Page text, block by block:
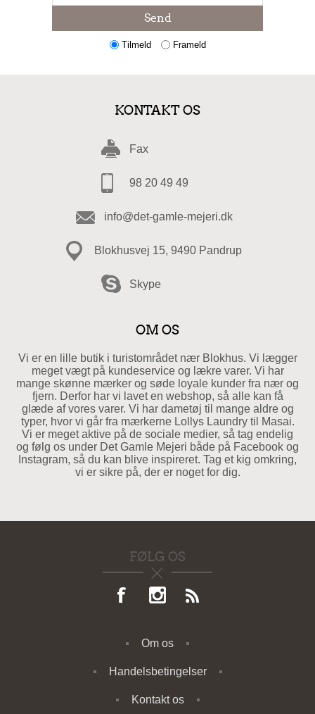
Send
Tilmeld Frameld
KONTAKT OS
Fax
98 20 49 49
info@det-gamle-mejeri.dk
Blokhusvej 15, 9490 Pandrup
Skype
OM OS
Vi er en lille butik i turistområdet nær Blokhus. Vi lægger
meget vægt på kundeservice og lækre varer. Vi har
mange skønne mærker og søde loyale kunder fra nær og
fjern. Derfor har vi lavet en webshop, så alle kan få
glæde af vores varer. Vi har dametøj til mange aldre og
typer, hvor vi går fra mærkerne Lollys Laundry til Masai.
Vi er meget aktive på de sociale medier, så tag endelig
og følg os under Det Gamle Mejeri både på Facebook og
Instagram, så du kan blive inspireret. Tag et kig omkring,
vi er sikre på, der er noget for dig.
FØLG OS
Om os
Handelsbetingelser
Kontakt os